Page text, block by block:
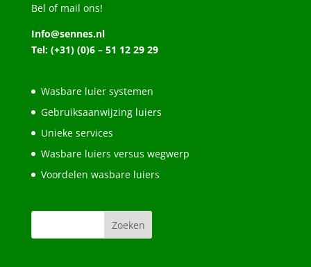
Bel of mail ons!
Info@sennes.nl
Tel: (+31) (0)6 – 51 12 29 29
Wasbare luier systemen
Gebruiksaanwijzing luiers
Unieke services
Wasbare luiers versus wegwerp
Voordelen wasbare luiers